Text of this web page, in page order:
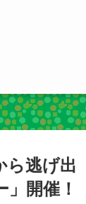
ら逃げ出
開催！